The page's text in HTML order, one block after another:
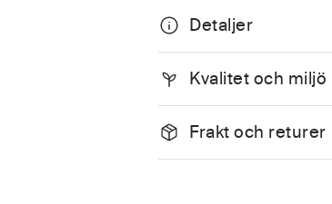
Detaljer
Kvalitet och miljö
Frakt och returer